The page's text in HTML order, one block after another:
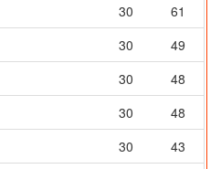
30
61
30
49
30
48
30
48
30
43